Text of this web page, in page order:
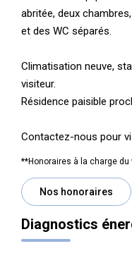
abritée, deux
et des WC séparés.
Climatisation neuve,
visiteur.
Résidence paisible
Contactez-nous pour
**Honoraires à la charge du
Nos honoraires
Diagnostics